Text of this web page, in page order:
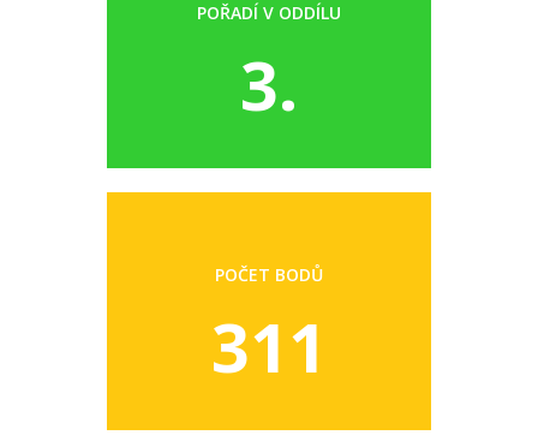
POŘADÍ V ODDÍLU
3.
POČET BODŮ
311